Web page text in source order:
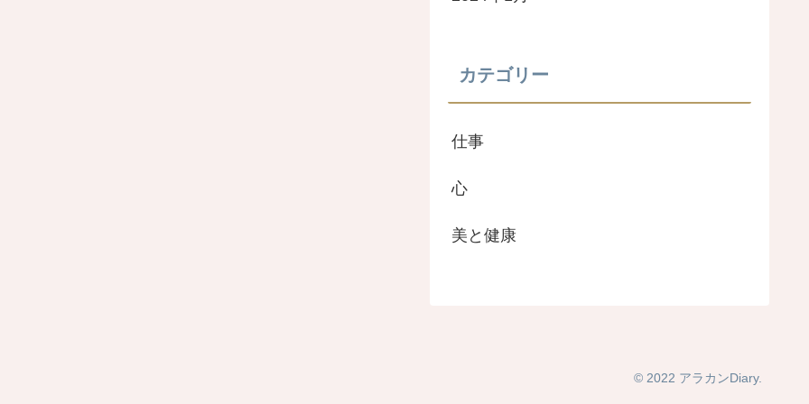
カテゴリー
仕事
心
美と健康
© 2022 アラカンDiary.